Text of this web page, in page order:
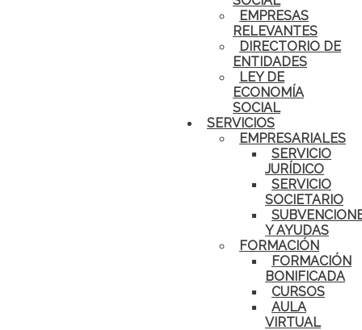
EMPRESAS
RELEVANTES
DIRECTORIO DE
ENTIDADES
LEY DE
ECONOMÍA
SOCIAL
SERVICIOS
EMPRESARIALES
SERVICIO
JURÍDICO
SERVICIO
SOCIETARIO
Y AYUDAS
FORMACIÓN
FORMACIÓN
BONIFICADA
CURSOS
AULA
VIRTUAL